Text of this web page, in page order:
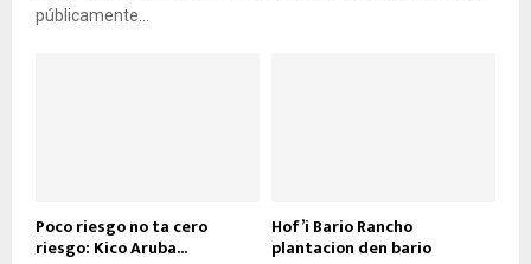
públicamente...
Poco riesgo no ta cero
riesgo: Kico Aruba...
Hof’i Bario Rancho
plantacion den bario